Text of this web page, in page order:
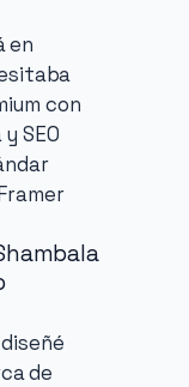
en
con
SEO
de